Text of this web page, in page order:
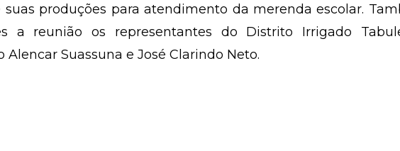
produções para atendimento da merenda escolar.
a reunião os representantes do Distrito Irrigado
Alencar Suassuna e José Clarindo Neto.